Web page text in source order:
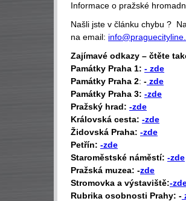
Informace o pražské
Našli jste v článku chybu ?
na email:
Zajímavé odkazy – čtěte
Památky Praha 1: - zde
Památky Praha 2: - zde
Památky Praha 3: -zde
Pražský hrad: -zde
Královská cesta: -zde
Židovská Praha: -zde
Petřín: -zde
Staroměstské náměstí: -zde
Pražská muzea: -zde
Stromovka a výstaviště:-
Rubrika osobnosti Prahy: -